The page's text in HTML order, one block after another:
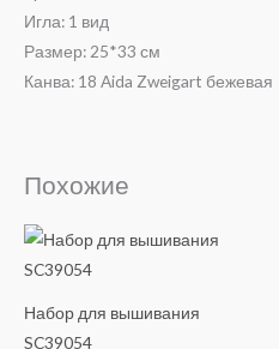
Игла: 1 вид
Размер: 25*33 см
Канва: 18 Aida Zweigart бежевая
Похожие
Набор для вышивания
SC39054